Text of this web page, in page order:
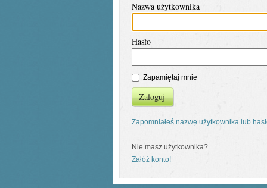
Nazwa użytkownika
Hasło
Zapamiętaj mnie
Zaloguj
Zapomniałeś nazwę użytkownika lub
Nie masz użytkownika?
Załóż konto!